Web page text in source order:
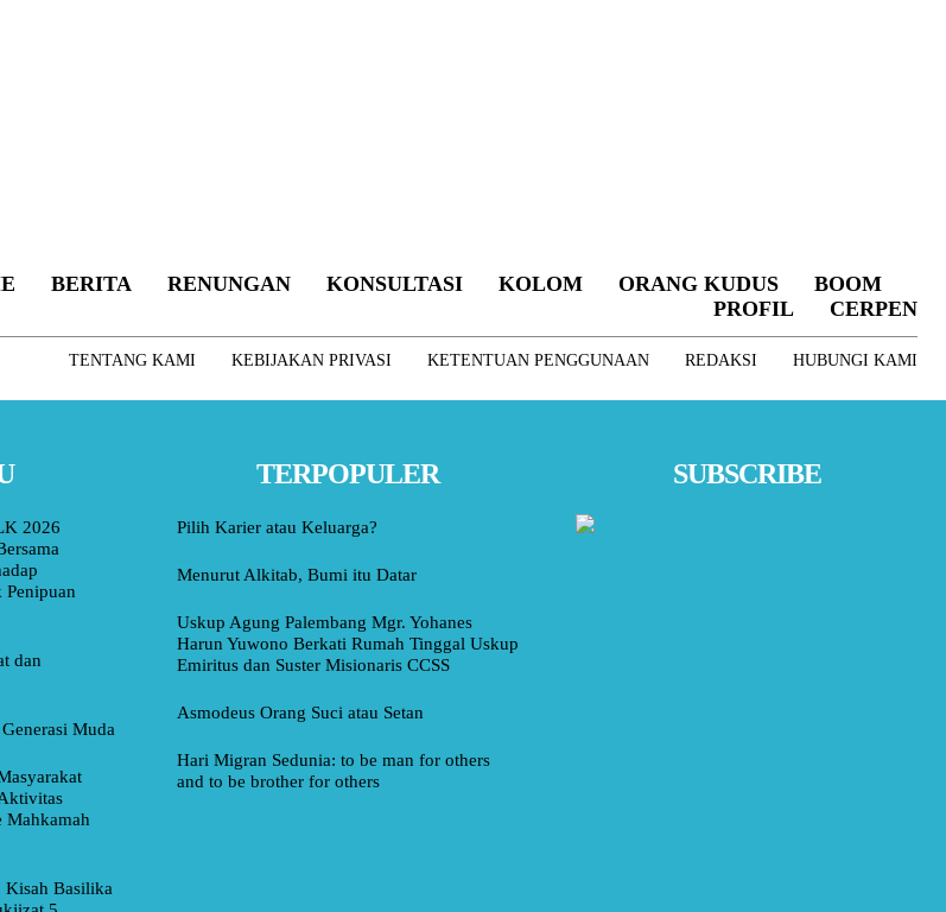
BERITA RENUNGAN KONSULTASI KOLOM ORANG KUDUS
BOOM
PROFIL
CERPEN
TENTANG KAMI KEBIJAKAN PRIVASI KETENTUAN PENGGUNAAN REDAKSI HUBUNGI KAMI
2026
Penipuan
dan
Muda
Mahkamah
Kisah Basilika
TERPOPULER
Pilih Karier atau Keluarga?
Menurut Alkitab, Bumi itu Datar
Uskup Agung Palembang Mgr. Yohanes
Harun Yuwono Berkati Rumah Tinggal Uskup
Emiritus dan Suster Misionaris CCSS
Asmodeus Orang Suci atau Setan
Hari Migran Sedunia: to be man for others
and to be brother for others
SUBSCRIBE